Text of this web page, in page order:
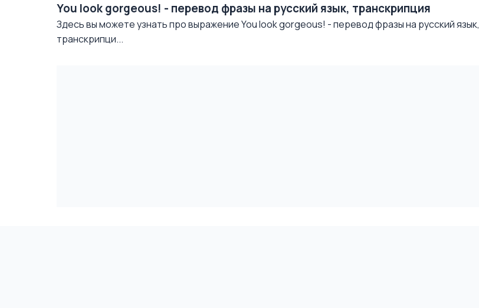
You look gorgeous! - перевод фразы на русский язык, транскрипция
Здесь вы можете узнать про выражение You look gorgeous! - перевод фразы на русский язык,
транскрипци...